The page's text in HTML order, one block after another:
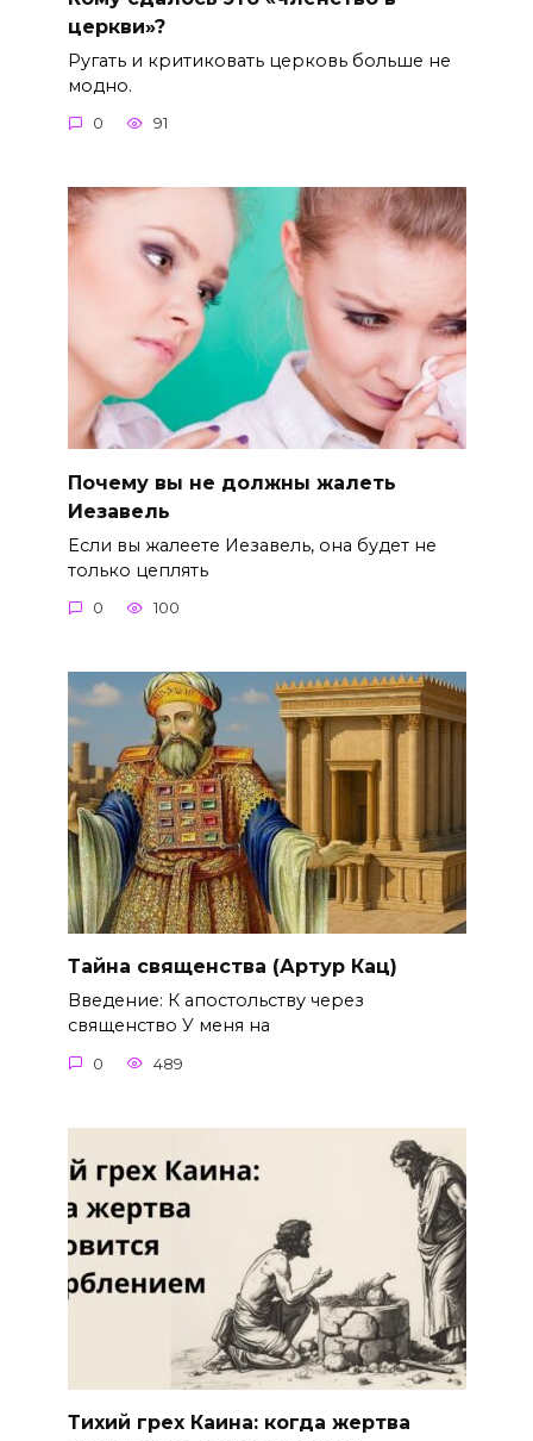
церкви»?
Ругать и критиковать церковь больше не
модно.
0 91
Почему вы не должны жалеть
Иезавель
Если вы жалеете Иезавель, она будет не
только цеплять
0 100
Тайна священства (Артур Кац)
Введение: К апостольству через
священство У меня на
0 489
Тихий грех Каина: когда жертва